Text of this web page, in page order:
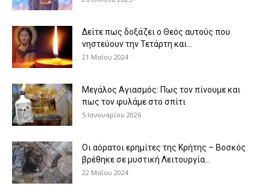
Δείτε πως δοξάζει ο Θεός αυτούς που
νηστεύουν την Τετάρτη και...
21 Μαΐου 2024
Μεγάλος Αγιασμός: Πως τον πίνουμε και
πως τον φυλάμε στο σπίτι
5 Ιανουαρίου 2026
Οι αόρατοι ερημίτες της Κρήτης – Βοσκός
βρέθηκε σε μυστική Λειτουργία...
22 Μαΐου 2024